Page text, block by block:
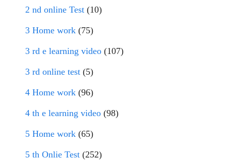
2 nd online Test (10)
3 Home work (75)
3 rd e learning video (107)
3 rd online test (5)
4 Home work (96)
4 th e learning video (98)
5 Home work (65)
5 th Onlie Test (252)